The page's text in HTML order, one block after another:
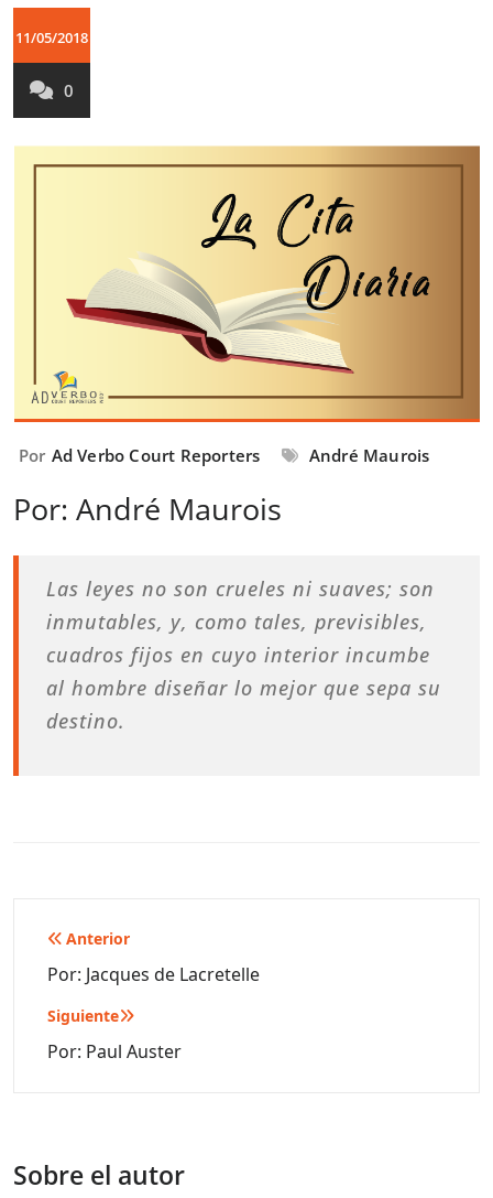
11/05/2018
0
Por Ad Verbo Court Reporters André Maurois
Por: André Maurois
Las leyes no son crueles ni suaves; son
inmutables, y, como tales, previsibles,
cuadros fijos en cuyo interior incumbe
al hombre diseñar lo mejor que sepa su
destino.
Navegación
de
entradas
Anterior
Por: Jacques de Lacretelle
Siguiente
Por: Paul Auster
Sobre el autor